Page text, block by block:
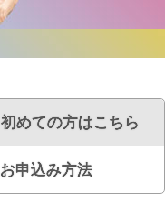
初めての方はこちら
お申込み方法